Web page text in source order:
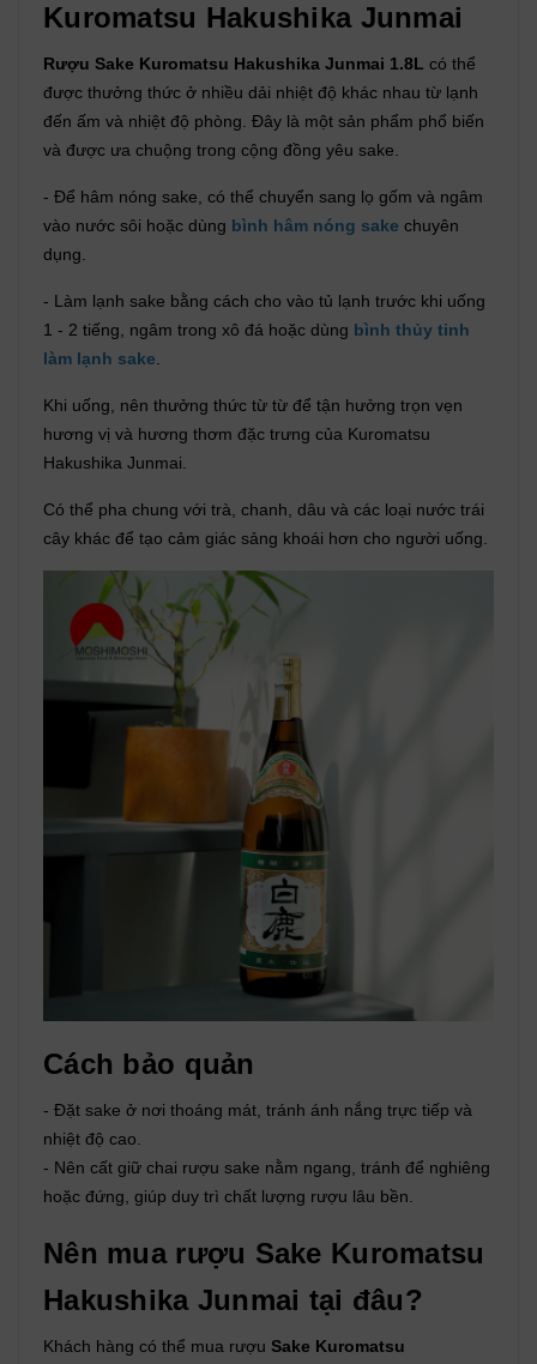
Kuromatsu Hakushika Junmai
Rượu Sake Kuromatsu Hakushika Junmai 1.8L có thể
được thưởng thức ở nhiều dải nhiệt độ khác nhau từ lạnh
đến ấm và nhiệt độ phòng. Đây là một sản phẩm phổ biến
và được ưa chuộng trong cộng đồng yêu sake.
- Để hâm nóng sake, có thể chuyển sang lọ gốm và ngâm
vào nước sôi hoặc dùng bình hâm nóng sake chuyên
dụng.
- Làm lạnh sake bằng cách cho vào tủ lạnh trước khi uống
1 - 2 tiếng, ngâm trong xô đá hoặc dùng bình thủy tinh
làm lạnh sake
Khi uống, nên thưởng thức từ từ để tận hưởng trọn vẹn
hương vị và hương thơm đặc trưng của Kuromatsu
Hakushika Junmai.
Có thể pha chung với trà, chanh, dâu và các loại nước trái
cây khác để tạo cảm giác sảng khoái hơn cho người uống.
Cách bảo quản
- Đặt sake ở nơi thoáng mát, tránh ánh nắng trực tiếp và
nhiệt độ cao.
- Nên cất giữ chai rượu sake nằm ngang, tránh để nghiêng
hoặc đứng, giúp duy trì chất lượng rượu lâu bền.
Nên mua rượu Sake Kuromatsu
Hakushika Junmai tại đâu?
Khách hàng có thể mua rượu Sake Kuromatsu